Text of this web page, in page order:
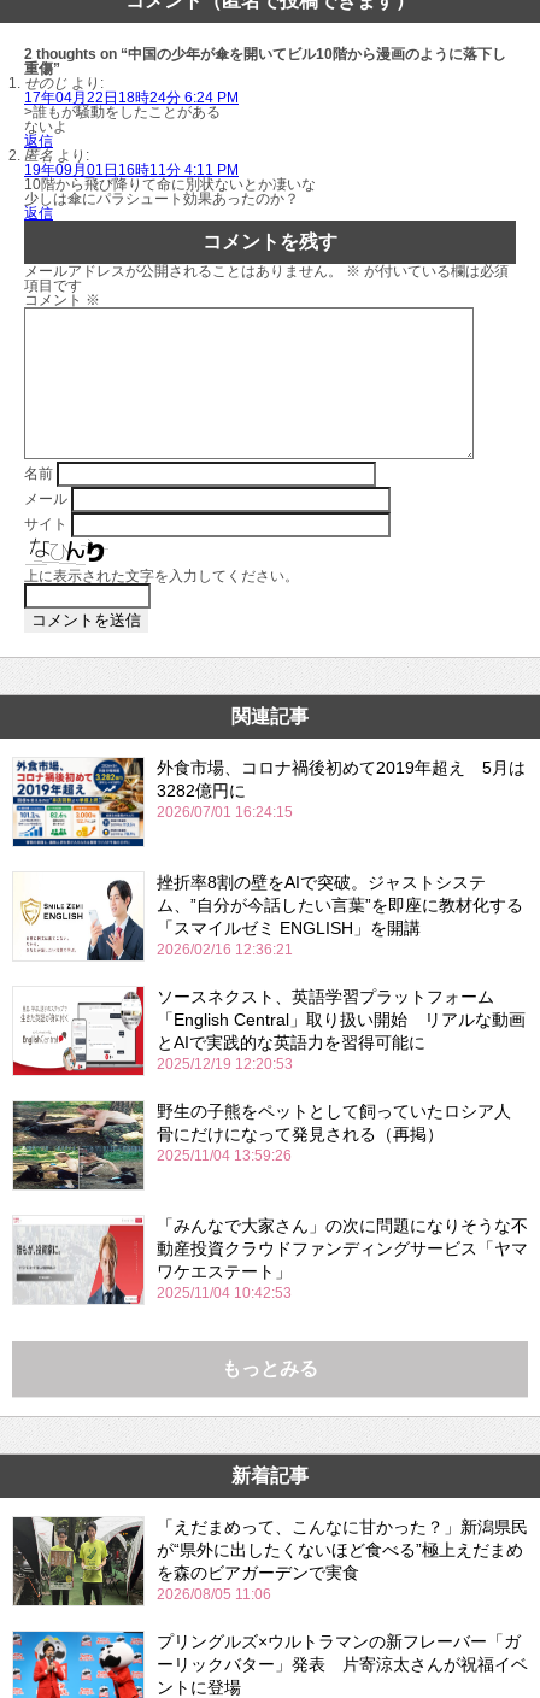
2 thoughts on “中国の少年が傘を開いてビル10階から漫画のように落下し
重傷”
せのじ より:
17年04月22日18時24分 6:24 PM
>誰もが騒動をしたことがある
ないよ
返信
匿名 より:
19年09月01日16時11分 4:11 PM
10階から飛び降りて命に別状ないとか凄いな
少しは傘にパラシュート効果あったのか？
返信
コメントを残す
メールアドレスが公開されることはありません。 ※ が付いている欄は必須
項目です
コメント ※
名前
メール
サイト
上に表示された文字を入力してください。
関連記事
外食市場、コロナ禍後初めて2019年超え 5月は
3282億円に
2026/07/01 16:24:15
挫折率8割の壁をAIで突破。ジャストシステ
ム、”自分が今話したい言葉”を即座に教材化する
「スマイルゼミ ENGLISH」を開講
2026/02/16 12:36:21
ソースネクスト、英語学習プラットフォーム
「English Central」取り扱い開始 リアルな動画
とAIで実践的な英語力を習得可能に
2025/12/19 12:20:53
野生の子熊をペットとして飼っていたロシア人
骨にだけになって発見される（再掲）
2025/11/04 13:59:26
「みんなで大家さん」の次に問題になりそうな不
動産投資クラウドファンディングサービス「ヤマ
ワケエステート」
2025/11/04 10:42:53
もっとみる
新着記事
「えだまめって、こんなに甘かった？」新潟県民
が“県外に出したくないほど食べる”極上えだまめ
を森のビアガーデンで実食
2026/08/05 11:06
プリングルズ×ウルトラマンの新フレーバー「ガ
ーリックバター」発表 片寄涼太さんが祝福イベ
ントに登場